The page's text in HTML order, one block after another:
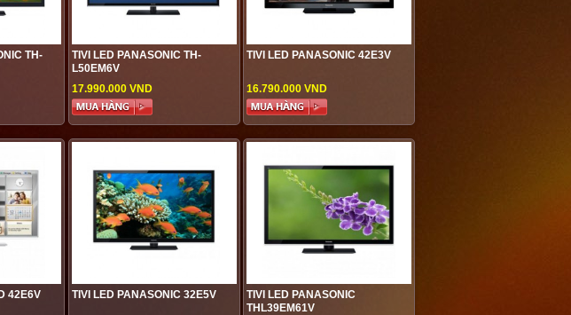
TH-
TIVI LED PANASONIC TH-
L50EM6V
17.990.000 VND
TIVI LED PANASONIC 42E3V
16.790.000 VND
42E6V TIVI LED PANASONIC 32E5V
TIVI LED PANASONIC
THL39EM61V